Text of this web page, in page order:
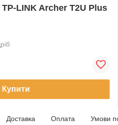
LINK Archer T2U Plus
Купити
Доставка Оплата Умови